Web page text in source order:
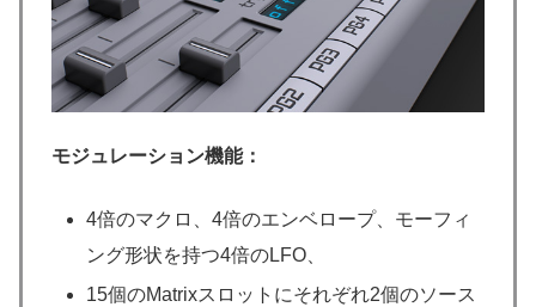
モジュレーション機能：
4倍のマクロ、4倍のエンベロープ、モーフィ
ング形状を持つ4倍のLFO、
15個のMatrixスロットにそれぞれ2個のソース